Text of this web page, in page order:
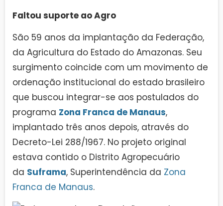
Faltou suporte ao Agro
São 59 anos da implantação da Federação,
da Agricultura do Estado do Amazonas. Seu
surgimento coincide com um movimento de
ordenação institucional do estado brasileiro
que buscou integrar-se aos postulados do
programa Zona Franca de Manaus,
implantado três anos depois, através do
Decreto-Lei 288/1967. No projeto original
estava contido o Distrito Agropecuário
da Suframa, Superintendência da Zona
Franca de Manaus.